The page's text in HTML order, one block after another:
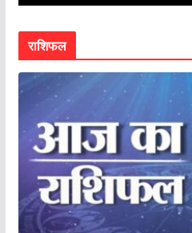
राशिफल